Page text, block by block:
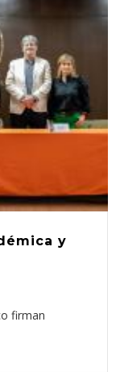
y
firman